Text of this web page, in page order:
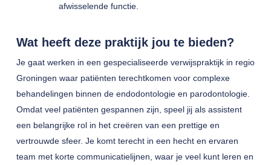
afwisselende functie.
Wat heeft deze praktijk jou te bieden?
Je gaat werken in een gespecialiseerde verwijspraktijk in regio
Groningen waar patiënten terechtkomen voor complexe
behandelingen binnen de endodontologie en parodontologie.
Omdat veel patiënten gespannen zijn, speel jij als assistent
een belangrijke rol in het creëren van een prettige en
vertrouwde sfeer. Je komt terecht in een hecht en ervaren
team met korte communicatielijnen, waar je veel kunt leren en